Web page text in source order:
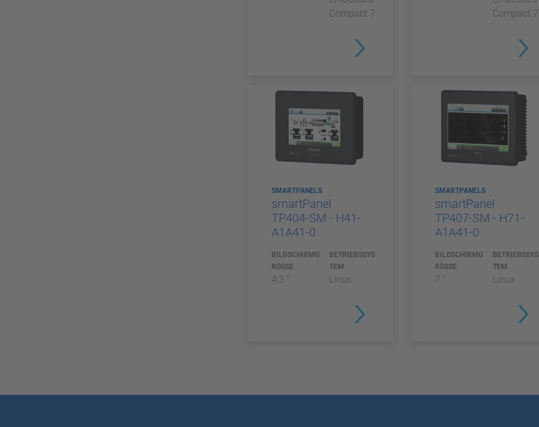
Compact 7
Compact 7
SMARTPANELS
smartPanel
TP404-SM - H41-
A1A41-0
BILDSCHIRMG
RÖSSE
4,3 "
BETRIEBSSYS
TEM
Linux
SMARTPANELS
smartPanel
TP407-SM - H71-
A1A41-0
BILDSCHIRMG
RÖSSE
7 "
BETRIEBSSYS
TEM
Linux